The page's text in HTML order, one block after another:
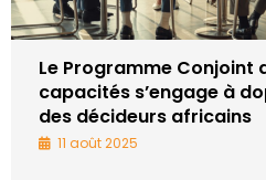
Le Programme Conjoint
capacités s’engage à
des décideurs africains
11 août 2025